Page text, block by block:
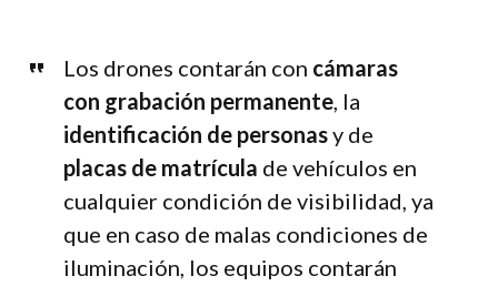
Los drones contarán con cámaras
con grabación permanente, la
identificación de personasy de
placas de matrícula de vehículos en
cualquier condición de visibilidad, ya
que en caso de malas condiciones de
iluminación, los equipos contarán